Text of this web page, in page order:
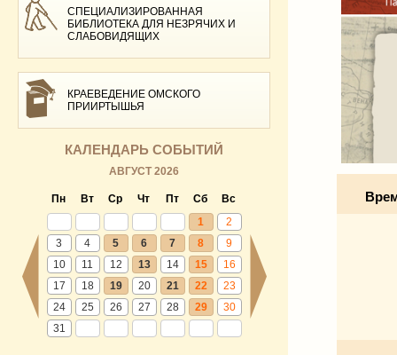
СПЕЦИАЛИЗИРОВАННАЯ
БИБЛИОТЕКА ДЛЯ НЕЗРЯЧИХ И
СЛАБОВИДЯЩИХ
КРАЕВЕДЕНИЕ ОМСКОГО
ПРИИРТЫШЬЯ
КАЛЕНДАРЬ СОБЫТИЙ
АВГУСТ 2026
Пн Вт Ср Чт Пт Сб
Вс
1
2
3
4 5 6 7 8
9
10
11 12 13 14 15
16
17
18 19 20 21 22
23
24
25 26 27 28 29
30
31